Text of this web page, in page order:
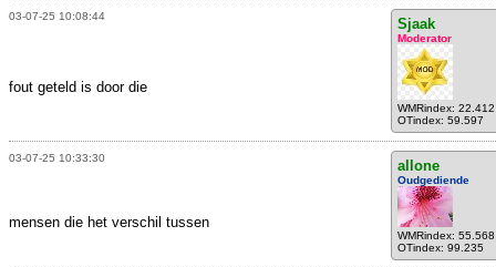
03-07-25 10:08:44 Sjaak
Moderator
WMRindex: 22.412
OTindex: 59.597
fout geteld is door die
03-07-25 10:33:30 allone
Oudgediende
WMRindex: 55.568
OTindex: 99.235
mensen die het verschil tussen